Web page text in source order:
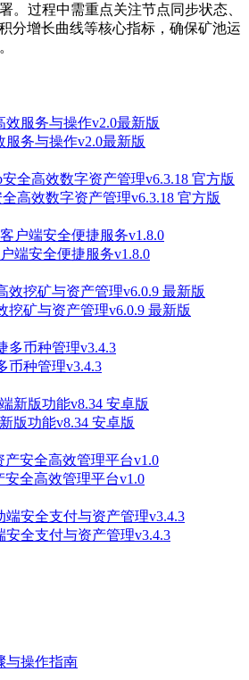
。过程中需重点关注节点同步状态、
分增长曲线等核心指标，确保矿池运
务与操作v2.0最新版
高效数字资产管理v6.3.18 官方版
端安全便捷服务v1.8.0
挖矿与资产管理v6.0.9 最新版
币种管理v3.4.3
版功能v8.34 安卓版
安全高效管理平台v1.0
安全支付与资产管理v3.4.3
与操作指南